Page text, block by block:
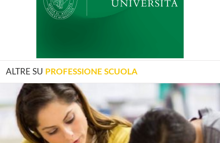
ALTRE SU PROFESSIONE SCUOLA